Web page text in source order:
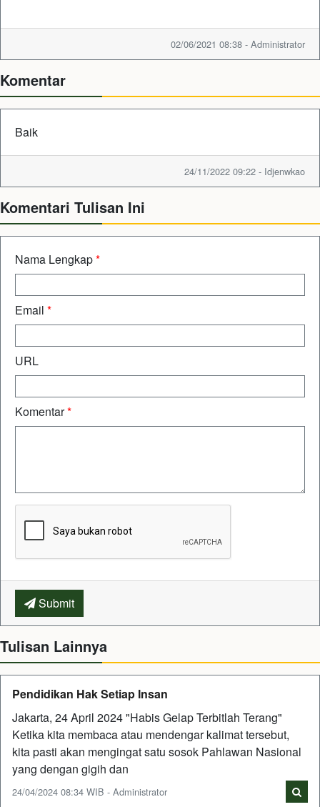
02/06/2021 08:38 - Administrator
Komentar
Baik
24/11/2022 09:22 - Idjenwkao
Komentari Tulisan Ini
Nama Lengkap*
Email *
URL
Komentar*
Submit
Tulisan Lainnya
Pendidikan Hak Setiap Insan
Jakarta, 24 April 2024 "Habis Gelap Terbitlah Terang"
Ketika kita membaca atau mendengar kalimat tersebut,
kita pasti akan mengingat satu sosok Pahlawan Nasional
yang dengan gigih dan
24/04/2024 08:34 WIB - Administrator